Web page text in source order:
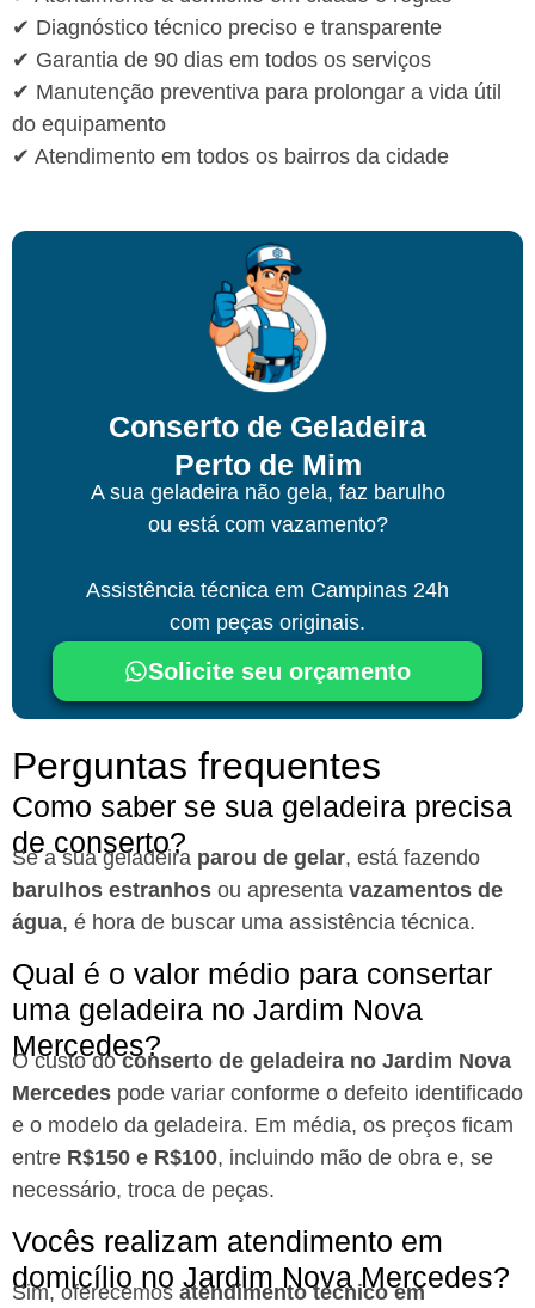
✔ Diagnóstico técnico preciso e transparente
✔ Garantia de 90 dias em todos os serviços
✔ Manutenção preventiva para prolongar a vida útil
do equipamento
✔ Atendimento em todos os bairros da cidade
Conserto de Geladeira
Perto de Mim
A sua geladeira não gela, faz barulho
ou está com vazamento?
Assistência técnica em Campinas 24h
com peças originais.
Solicite seu orçamento
Perguntas frequentes
Como saber se sua geladeira precisa
de conserto?
Se a sua geladeira parou de gelar, está fazendo
barulhos estranhos ou apresenta vazamentos de
água, é hora de buscar uma assistência técnica.
Qual é o valor médio para consertar
uma geladeira no Jardim Nova
Mercedes?
O custo doconserto de geladeira no Jardim Nova
Mercedes pode variar conforme o defeito identificado
e o modelo da geladeira. Em média, os preços ficam
entre R$150 e R$100, incluindo mão de obra e, se
necessário, troca de peças.
Vocês realizam atendimento em
domicílio no Jardim Nova Mercedes?
Sim, oferecemos atendimento técnico em